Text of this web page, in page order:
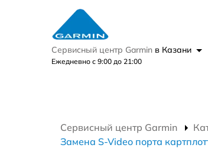
Сервисный центр Garmin в Казани
Ежедневно с 9:00 до 21:00
Сервисный центр Garmin
Замена S-Video порта